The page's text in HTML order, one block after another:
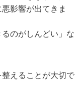
影響が出てきま
のがしんどい」な
えることが大切で